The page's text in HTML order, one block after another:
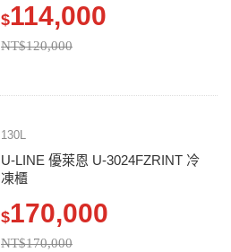
$114,000
NT$120,000
130L
U-LINE 優萊恩 U-3024FZRINT 冷
凍櫃
$170,000
NT$170,000